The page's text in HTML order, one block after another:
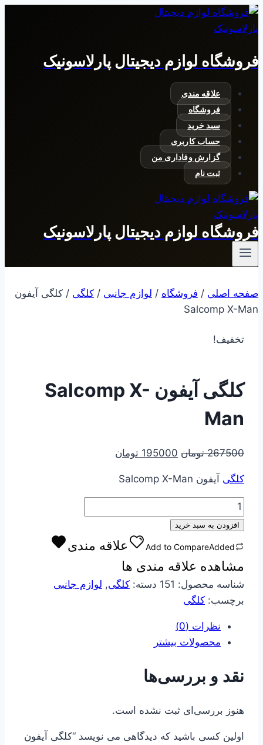
بازگشت
به
فروشگاه لوازم دیجیتال پارلاسونیک
علاقه مندی
فروشگاه
سبد خرید
حساب کاربری
گزارش وفاداری من
ثبت نام
فروشگاه لوازم دیجیتال پارلاسونیک
صفحه اصلی / فروشگاه / لوازم جانبی / کلگی / کلگی آیفون
Salcomp X-Man
تخفیف!
کلگی آیفون Salcomp X-
Man
267500 تومان قیمت
267500 تومان
بود.
195000 تومان
است.
کلگی آیفون Salcomp X-Man
کلگی
آیفون
X-
Man
عدد
افزودن به سبد خرید
Add to CompareAdded
علاقه مندی
مشاهده علاقه مندی ها
شناسه محصول: 151 دسته: کلگی, لوازم جانبی
برچسب: کلگی
نظرات (0)
محصولات بیشتر
نقد و بررسی‌ها
هنوز بررسی‌ای ثبت نشده است.
اولین کسی باشید که دیدگاهی می نویسد “کلگی آیفون